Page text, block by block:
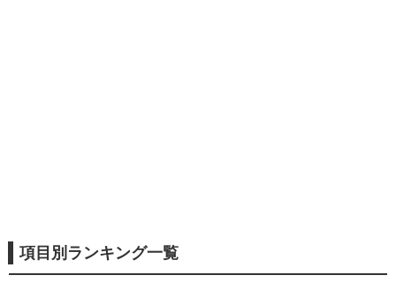
項目別ランキング一覧